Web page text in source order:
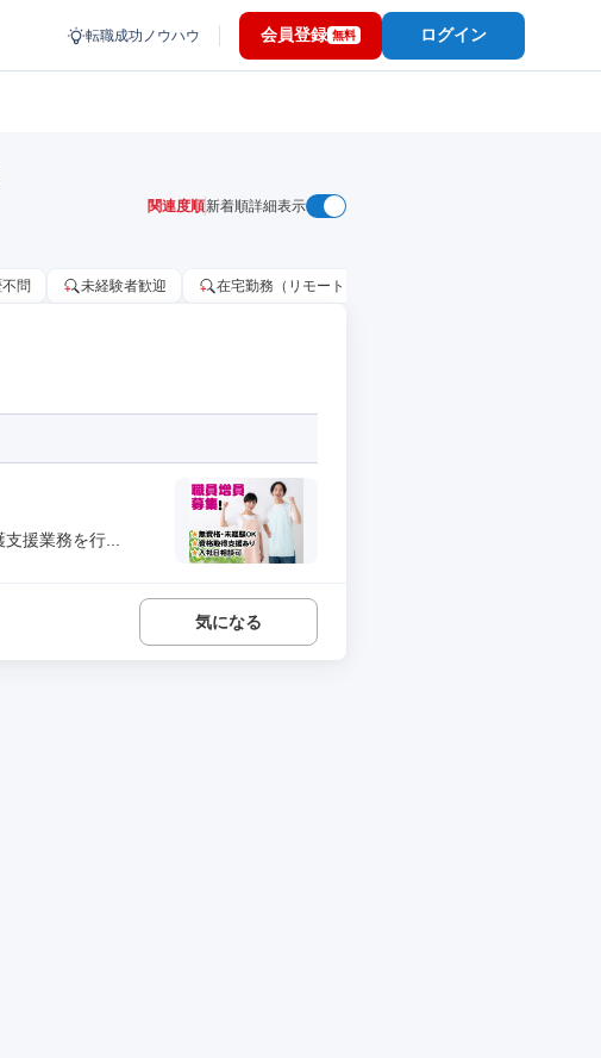
転職成功ノウハウ 会員登録 無料 ログイン
関連度順新着順詳細表示
問 未経験者歓迎 在宅勤務（リモートワーク）OK
援業務を行...
気になる